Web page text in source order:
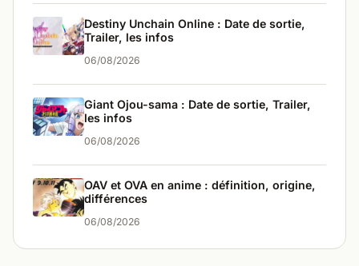
Destiny Unchain Online : Date de sortie,
Trailer, les infos
06/08/2026
Giant Ojou-sama : Date de sortie, Trailer,
les infos
06/08/2026
OAV et OVA en anime : définition, origine,
différences
06/08/2026